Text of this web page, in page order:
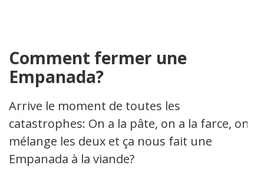
Comment fermer une
Empanada?
Arrive le moment de toutes les
catastrophes: On a la pâte, on a la farce, on
mélange les deux et ça nous fait une
Empanada à la viande?